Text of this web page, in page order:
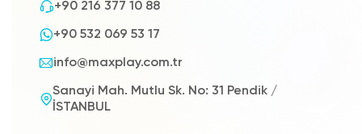
+90 216 377 10 88
+90 532 069 53 17
info@maxplay.com.tr
Sanayi Mah. Mutlu Sk. No: 31 Pendik /
İSTANBUL